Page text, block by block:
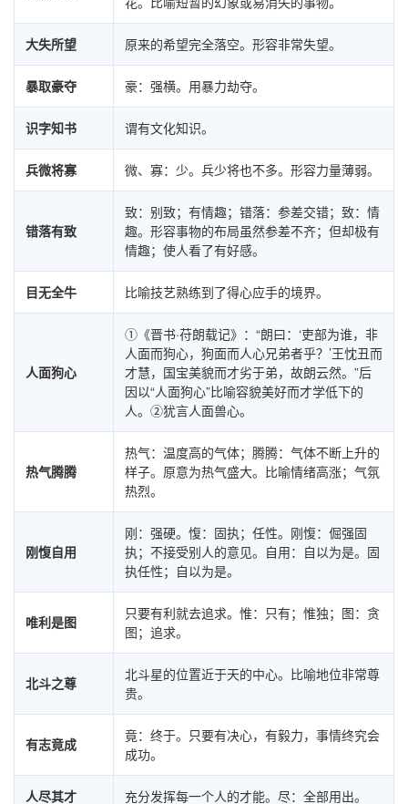
大失所望 原来的希望完全落空。形容非常失望。
暴取豪夺 豪：强横。用暴力劫夺。
识字知书 谓有文化知识。
兵微将寡 微、寡：少。兵少将也不多。形容力量薄弱。
错落有致
致：别致；有情趣；错落：参差交错；致：情
趣。形容事物的布局虽然参差不齐；但却极有
情趣；使人看了有好感。
目无全牛 比喻技艺熟练到了得心应手的境界。
人面狗心
①《晋书·苻朗载记》：“朗曰：‘吏部为谁，非
人面而狗心，狗面而人心兄弟者乎？’王忱丑而
才慧，国宝美貌而才劣于弟，故朗云然。”后
因以“人面狗心”比喻容貌美好而才学低下的
人。②犹言人面兽心。
热气腾腾
热气：温度高的气体；腾腾：气体不断上升的
样子。原意为热气盛大。比喻情绪高涨；气氛
热烈。
刚愎自用
刚：强硬。愎：固执；任性。刚愎：倔强固
执；不接受别人的意见。自用：自以为是。固
执任性；自以为是。
唯利是图
只要有利就去追求。惟：只有；惟独；图：贪
图；追求。
北斗之尊
北斗星的位置近于天的中心。比喻地位非常尊
贵。
有志竟成
竟：终于。只要有决心，有毅力，事情终究会
成功。
人尽其才 充分发挥每一个人的才能。尽：全部用出。